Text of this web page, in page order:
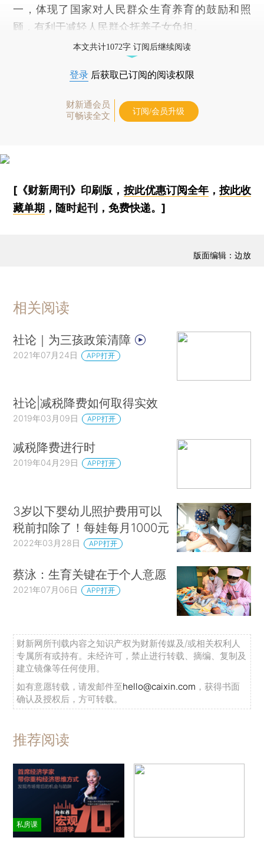
一，体现了国家对人民群众生育养育的鼓励和照
顾，有利于减轻人民群众抚养子女负担。
本文共计1072字 订阅后继续阅读
登录 后获取已订阅的阅读权限
财新通会员
可畅读全文
订阅/会员升级
[《财新周刊》印刷版， 按此优惠订阅全年， 按此收
藏单期 ，随时起刊，免费快递。]
版面编辑：边放
相关阅读
社论｜为三孩政策清障
2021年07月24日 APP打开
社论|减税降费如何取得实效
2019年03月09日 APP打开
减税降费进行时
2019年04月29日 APP打开
3岁以下婴幼儿照护费用可以
税前扣除了！每娃每月1000元
2022年03月28日 APP打开
蔡泳：生育关键在于个人意愿
2021年07月06日 APP打开
财新网所刊载内容之知识产权为财新传媒及/或相关权利人
专属所有或持有。未经许可，禁止进行转载、摘编、复制及
建立镜像等任何使用。
如有意愿转载，请发邮件至hello@caixin.com ，获得书面
确认及授权后，方可转载。
推荐阅读
私房课